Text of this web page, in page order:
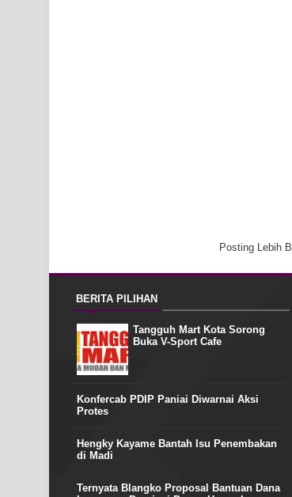
Posting Lebih
BERITA PILIHAN
Tangguh Mart Kota Sorong
Buka V-Sport Cafe
Konfercab PDIP Paniai Diwarnai Aksi
Protes
Hengky Kayame Bantah Isu Penembakan
di Madi
Ternyata Blangko Proposal Bantuan Dana